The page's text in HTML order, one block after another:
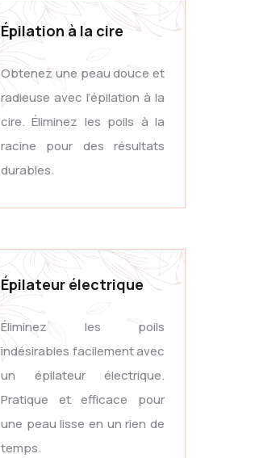
Épilation à la cire
Obtenez une peau douce et
radieuse avec l’épilation à la
cire. Éliminez les poils à la
racine pour des résultats
durables.
Épilateur électrique
Éliminez les poils
indésirables facilement avec
un épilateur électrique.
Pratique et efficace pour
une peau lisse en un rien de
temps.